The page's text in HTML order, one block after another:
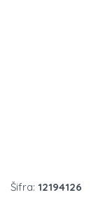
Šifra: 12194126